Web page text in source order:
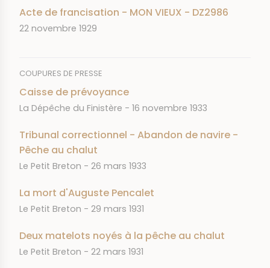
Acte de francisation - MON VIEUX - DZ2986
DATE
22 novembre 1929
COUPURES DE PRESSE
Caisse de prévoyance
JOURNAL
La Dépêche du Finistère DATE
16 novembre 1933
Tribunal correctionnel - Abandon de navire -
Pêche au chalut
JOURNAL
Le Petit Breton DATE
26 mars 1933
La mort d'Auguste Pencalet
JOURNAL
Le Petit Breton DATE
29 mars 1931
Deux matelots noyés à la pêche au chalut
JOURNAL
Le Petit Breton DATE
22 mars 1931